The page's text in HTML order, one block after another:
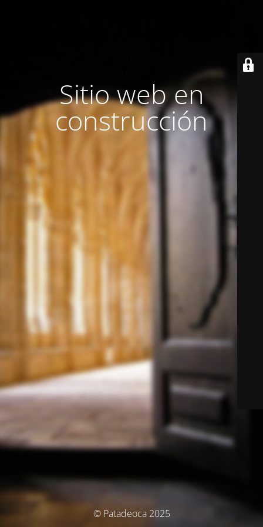
Sitio web en
construcción
© Patadeoca 2025